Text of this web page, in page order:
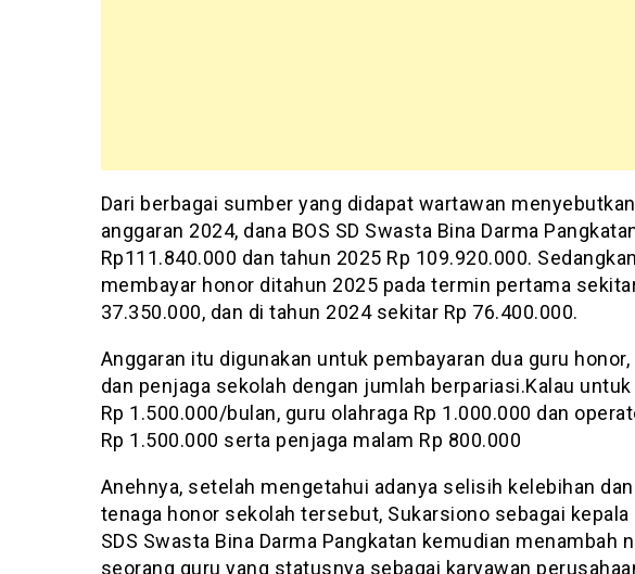
Dari berbagai sumber yang didapat wartawan
anggaran 2024, dana BOS SD Swasta Bina Darma
Rp111.840.000 dan tahun 2025 Rp 109.920.000.
membayar honor ditahun 2025 pada termin pertama
37.350.000, dan di tahun 2024 sekitar Rp 76.400.000.
Anggaran itu digunakan untuk pembayaran dua guru
dan penjaga sekolah dengan jumlah berpariasi.Kalau
Rp 1.500.000/bulan, guru olahraga Rp 1.000.000 dan
Rp 1.500.000 serta penjaga malam Rp 800.000
Anehnya, setelah mengetahui adanya selisih kelebihan
tenaga honor sekolah tersebut, Sukarsiono sebagai kepala
SDS Swasta Bina Darma Pangkatan kemudian menambah
seorang guru yang statusnya sebagai karyawan